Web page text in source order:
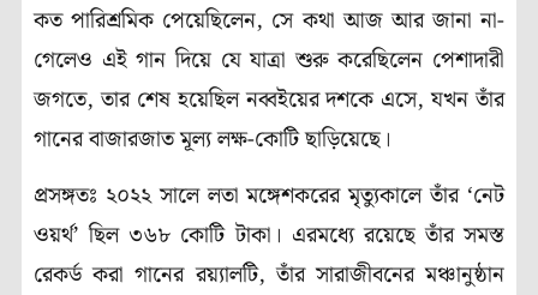
কত পারিশ্রমিক পেয়েছিলেন, সে কথা আজ আর জানা না-
গেলেও এই গান দিয়ে যে যাত্রা শুরু করেছিলেন পেশাদারী
জগতে, তার শেষ হয়েছিল নব্বইয়ের দশকে এসে, যখন তাঁর
গানের বাজারজাত মূল্য লক্ষ-কোটি ছাড়িয়েছে।
প্রসঙ্গতঃ ২০২২ সালে লতা মঙ্গেশকরের মৃত্যুকালে তাঁর ‘নেট
ওয়র্থ’ ছিল ৩৬৮ কোটি টাকা। এরমধ্যে রয়েছে তাঁর সমস্ত
রেকর্ড করা গানের রয়্যালটি, তাঁর সারাজীবনের মঞ্চানুষ্ঠান